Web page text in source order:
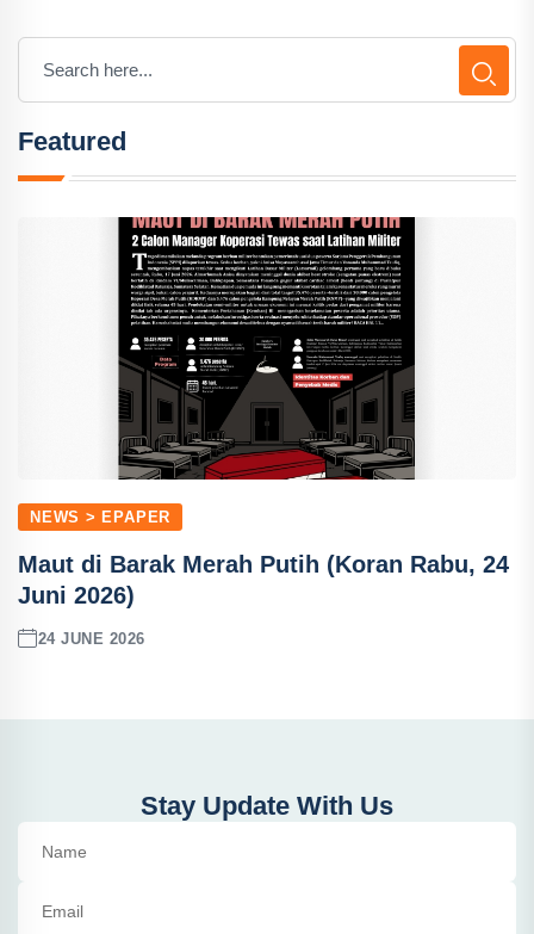
Featured
NEWS > EPAPER
Maut di Barak Merah Putih (Koran Rabu, 24
Juni 2026)
24 JUNE 2026
Stay Update With Us